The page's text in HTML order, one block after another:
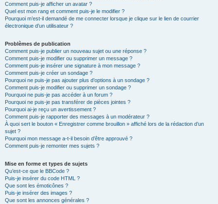
Comment puis-je afficher un avatar ?
Quel est mon rang et comment puis-je le modifier ?
Pourquoi m’est-il demandé de me connecter lorsque je clique sur le lien de courrier
électronique d’un utilisateur ?
Problèmes de publication
Comment puis-je publier un nouveau sujet ou une réponse ?
Comment puis-je modifier ou supprimer un message ?
Comment puis-je insérer une signature à mon message ?
Comment puis-je créer un sondage ?
Pourquoi ne puis-je pas ajouter plus d’options à un sondage ?
Comment puis-je modifier ou supprimer un sondage ?
Pourquoi ne puis-je pas accéder à un forum ?
Pourquoi ne puis-je pas transférer de pièces jointes ?
Pourquoi ai-je reçu un avertissement ?
Comment puis-je rapporter des messages à un modérateur ?
À quoi sert le bouton « Enregistrer comme brouillon » affiché lors de la rédaction d’un
sujet ?
Pourquoi mon message a-t-il besoin d’être approuvé ?
Comment puis-je remonter mes sujets ?
Mise en forme et types de sujets
Qu’est-ce que le BBCode ?
Puis-je insérer du code HTML ?
Que sont les émoticônes ?
Puis-je insérer des images ?
Que sont les annonces générales ?